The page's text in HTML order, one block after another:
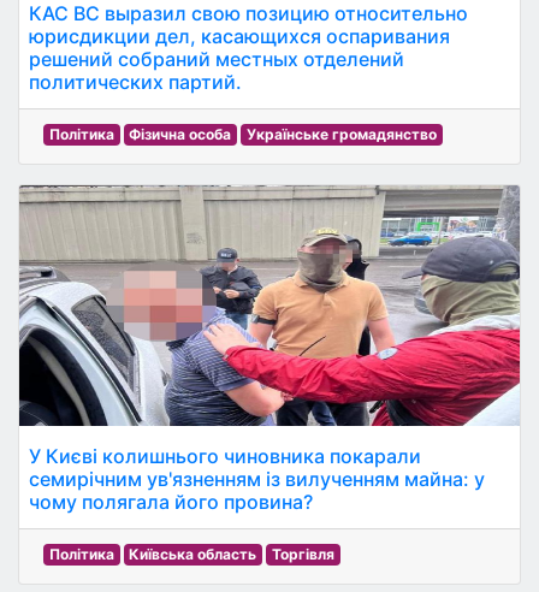
КАС ВС выразил свою позицию относительно
юрисдикции дел, касающихся оспаривания
решений собраний местных отделений
политических партий.
Політика Фізична особа Українське громадянство
У Києві колишнього чиновника покарали
семирічним ув'язненням із вилученням майна: у
чому полягала його провина?
Політика Київська область Торгівля